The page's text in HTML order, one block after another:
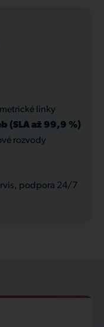
linky
(SLA až 99,9 %)
rozvody
podpora 24/7